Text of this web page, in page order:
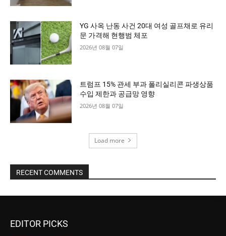
YG 사옥 난동 사건 20대 여성 골프채로 유리
문 가격해 현행범 체포
2026년 08월 07일
트럼프 15% 관세 부과 폴리실리콘 파생상품
수입 제한과 공급망 영향
2026년 08월 07일
Load more
RECENT COMMENTS
EDITOR PICKS